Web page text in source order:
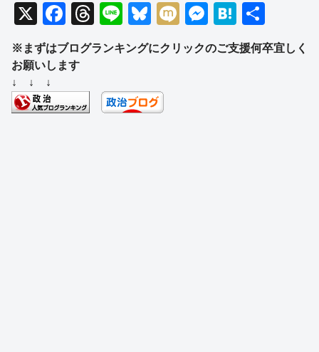
X
F
a
c
b
T
hr
e
d
Li
n
e
Bl
e
y
M
ixi
M
ss
H
at
e
有
※まずはブログランキングにクリックのご支援何卒宜しく
お願いします
↓ ↓ ↓